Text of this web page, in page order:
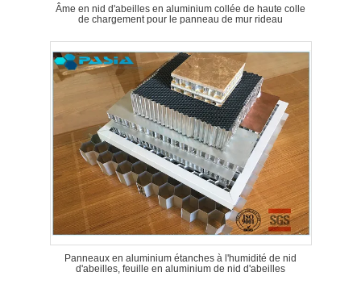
Âme en nid d'abeilles en aluminium collée de haute colle
de chargement pour le panneau de mur rideau
Panneaux en aluminium étanches à l'humidité de nid
d'abeilles, feuille en aluminium de nid d'abeilles